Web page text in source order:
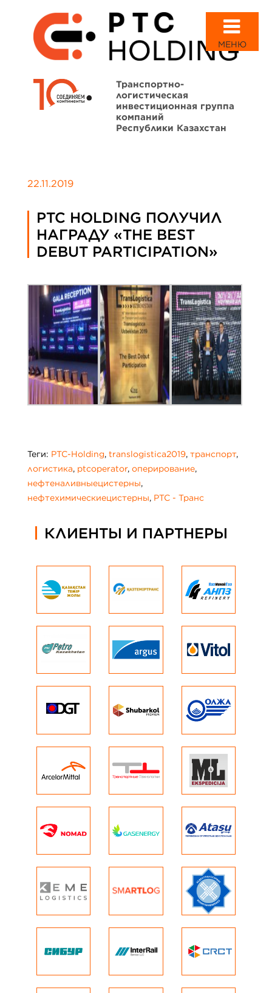
МЕНЮ
Транспортно-
логистическая
инвестиционная группа
компаний
Республики Казахстан
22.11.2019
PTC HOLDING ПОЛУЧИЛ
НАГРАДУ «THE BEST
DEBUT PARTICIPATION»
Теги: PTC-Holding, translogistica2019, транспорт,
логистика, ptcoperator, оперирование,
нефтеналивныецистерны,
нефтехимическиецистерны, РТС - Транс
КЛИЕНТЫ И ПАРТНЕРЫ